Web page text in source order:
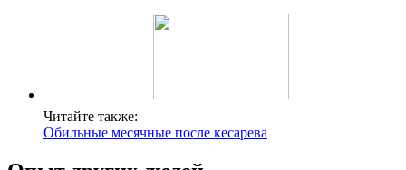
Читайте также:
Обильные месячные после кесарева